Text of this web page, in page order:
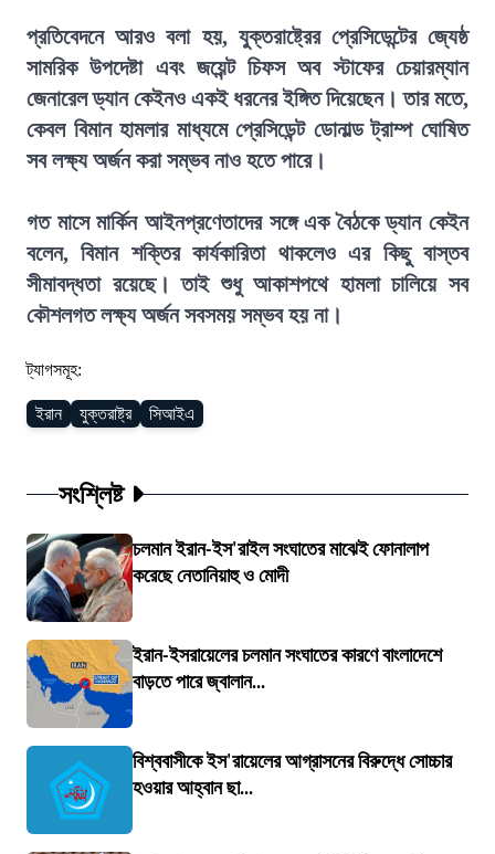
প্রতিবেদনে আরও বলা হয়, যুক্তরাষ্ট্রের প্রেসিডেন্টের জ্যেষ্ঠ
সামরিক উপদেষ্টা এবং জয়েন্ট চিফস অব স্টাফের চেয়ারম্যান
জেনারেল ড্যান কেইনও একই ধরনের ইঙ্গিত দিয়েছেন। তার মতে,
কেবল বিমান হামলার মাধ্যমে প্রেসিডেন্ট ডোনাল্ড ট্রাম্প ঘোষিত
সব লক্ষ্য অর্জন করা সম্ভব নাও হতে পারে।
গত মাসে মার্কিন আইনপ্রণেতাদের সঙ্গে এক বৈঠকে ড্যান কেইন
বলেন, বিমান শক্তির কার্যকারিতা থাকলেও এর কিছু বাস্তব
সীমাবদ্ধতা রয়েছে। তাই শুধু আকাশপথে হামলা চালিয়ে সব
কৌশলগত লক্ষ্য অর্জন সবসময় সম্ভব হয় না।
ট্যাগসমূহ:
ইরান যুক্তরাষ্ট্র সিআইএ
সংশ্লিষ্ট
চলমান ইরান-ইস'রাইল সংঘাতের মাঝেই ফোনালাপ
করেছে নেতানিয়াহু ও মোদী
ইরান-ইসরায়েলের চলমান সংঘাতের কারণে বাংলাদেশে
বাড়তে পারে জ্বালান...
বিশ্ববাসীকে ইস'রায়েলের আগ্রাসনের বিরুদ্ধে সোচ্চার
হওয়ার আহ্বান ছা...